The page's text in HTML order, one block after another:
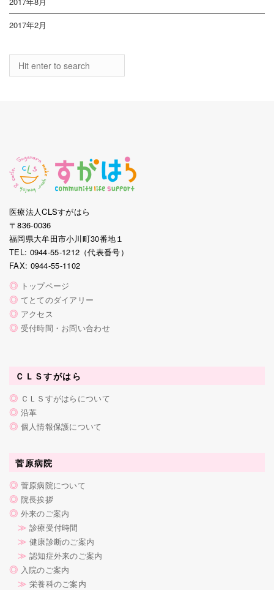
2017年2月
医療法人CLSすがはら
〒836-0036
福岡県大牟田市小川町30番地１
TEL: 0944-55-1212（代表番号）
FAX: 0944-55-1102
◎ トップページ
◎ てとてのダイアリー
◎ アクセス
◎ 受付時間・お問い合わせ
ＣＬＳすがはら
◎ ＣＬＳすがはらについて
◎ 沿革
◎ 個人情報保護について
菅原病院
◎ 菅原病院について
◎ 院長挨拶
◎ 外来のご案内
≫ 診療受付時間
≫ 健康診断のご案内
≫ 認知症外来のご案内
◎ 入院のご案内
≫ 栄養科のご案内